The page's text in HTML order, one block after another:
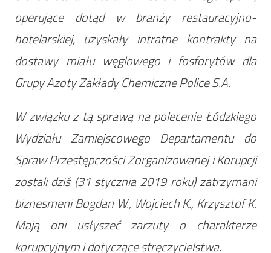
operujące dotąd w branży restauracyjno-
hotelarskiej, uzyskały intratne kontrakty na
dostawy miału węglowego i fosforytów dla
Grupy Azoty Zakłady Chemiczne Police S.A.
W związku z tą sprawą na polecenie Łódzkiego
Wydziału Zamiejscowego Departamentu do
Spraw Przestępczości Zorganizowanej i Korupcji
zostali dziś (31 stycznia 2019 roku) zatrzymani
biznesmeni Bogdan W., Wojciech K., Krzysztof K.
Mają oni usłyszeć zarzuty o charakterze
korupcyjnym i dotyczące stręczycielstwa.